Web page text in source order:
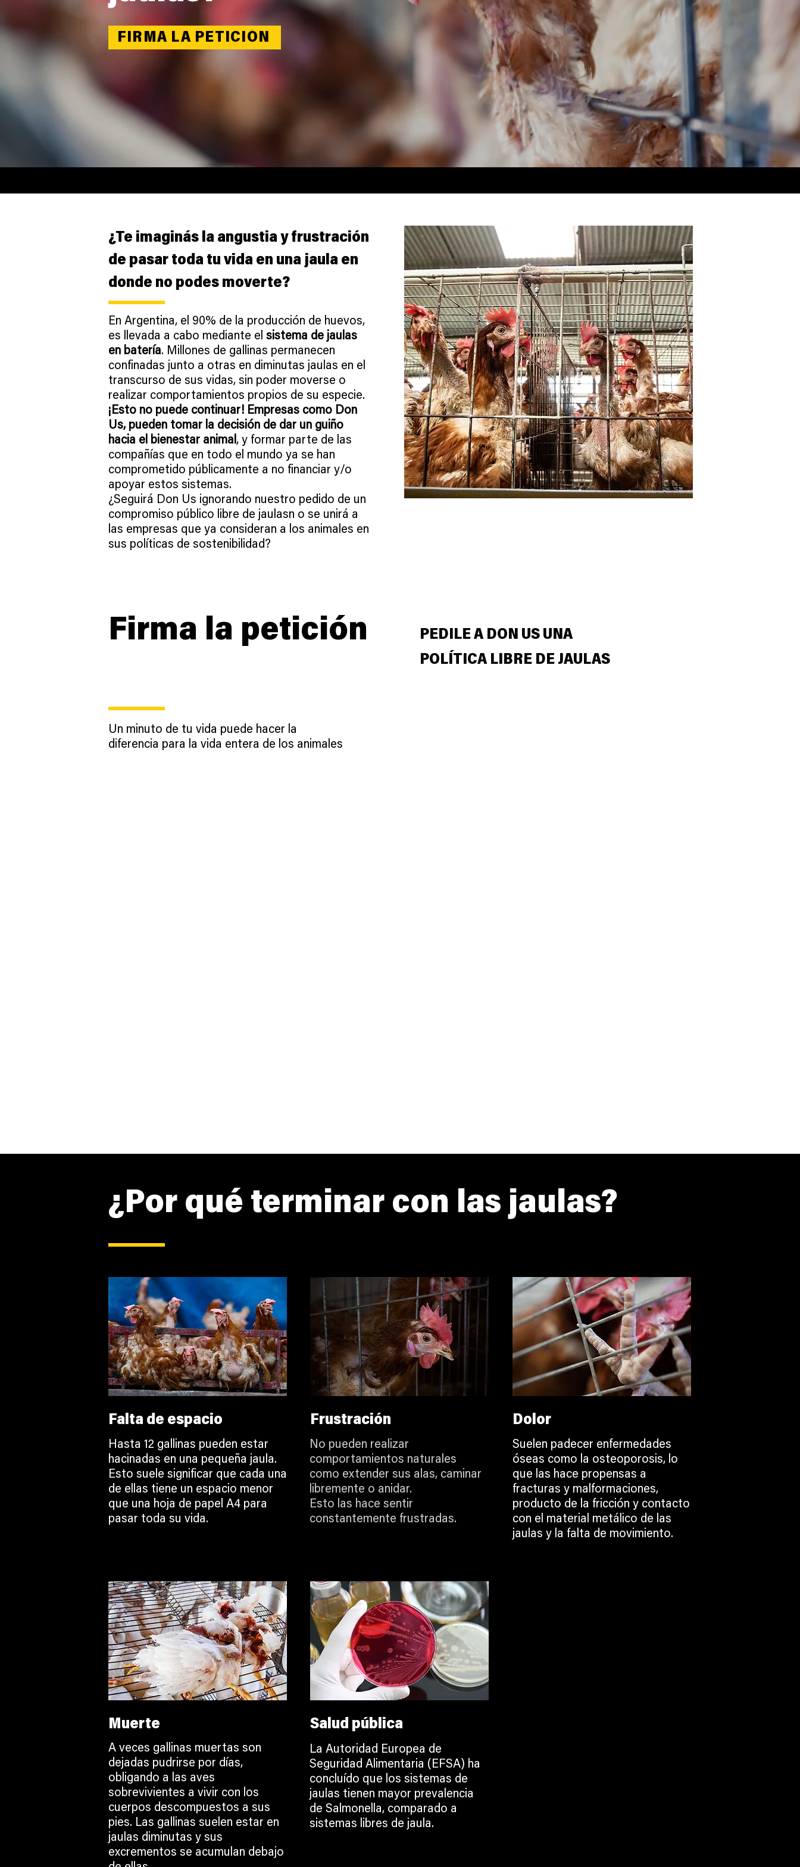
BRAND,
commit to stop using
caged hens’ eggs
FIRMA LA PETICIÓN
¿Te imaginás la angustia y frustración
de pasar toda tu vida en una jaula en
donde no podes moverte?
En Argentina, el 90% de la producción de huevos,
es llevada a cabo mediante el sistema de jaulas
en batería. Millones de gallinas permanecen
confinadas junto a otras en diminutas jaulas en el
transcurso de sus vidas, sin poder moverse o
realizar comportamientos propios de su especie.
¡Esto no puede continuar! Empresas como Don
Us, pueden tomar la decisión de dar un guiño
hacia el bienestar animal, y formar parte de las
compañías que en todo el mundo ya se han
comprometido públicamente a no financiar y/o
apoyar estos sistemas.
​¿Seguirá Don Us ignorando nuestro pedido de un
compromiso público libre de jaulasn o se unirá a
las empresas que ya consideran a los animales en
sus políticas de sostenibilidad?
Firma la petición
PEDILE A DON US UNA
POLÍTICA LIBRE DE JAULAS
Un minuto de tu vida puede hacer la
diferencia para la vida entera de los animales
¿Por qué terminar con las jaulas?
Falta de espacio
Hasta 12 gallinas pueden estar
hacinadas en una pequeña jaula.
Esto suele significar que cada una
de ellas tiene un espacio menor
que una hoja de papel A4 para
pasar toda su vida.
Frustración
No pueden realizar
comportamientos naturales
como extender sus alas, caminar
libremente o anidar.
Esto las hace sentir
constantemente frustradas.
Dolor
Suelen padecer enfermedades
óseas como la osteoporosis, lo
que las hace propensas a
fracturas y malformaciones,
producto de la fricción y contacto
con el material metálico de las
jaulas y la falta de movimiento.
Muerte
A veces gallinas muertas son
dejadas pudrirse por días,
obligando a las aves
sobrevivientes a vivir con los
cuerpos descompuestos a sus
pies. Las gallinas suelen estar en
jaulas diminutas y sus
excrementos se acumulan debajo
Salud pública
La Autoridad Europea de
Seguridad Alimentaria (EFSA) ha
concluído que los sistemas de
jaulas tienen mayor prevalencia
de Salmonella, comparado a
sistemas libres de jaula.